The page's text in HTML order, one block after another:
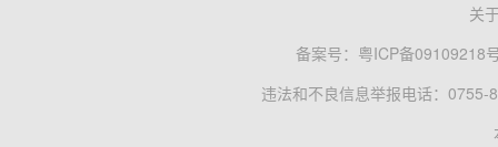
关
备案号： 粤ICP备09109218
违法和不良信息举报电话：0755-